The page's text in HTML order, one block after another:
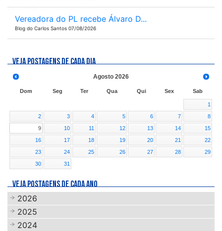
Vereadora do PL recebe Álvaro D...
Blog do Carlos Santos 07/08/2026
VEJA POSTAGENS DE CADA DIA
Agosto 2026
Dom Seg Ter Qua Qui Sex Sab
1
2
3 4 5 6 7
8
9
10 11 12 13 14
15
16
17 18 19 20 21
22
23
24 25 26 27 28
29
30
31
VEJA POSTAGENS DE CADA ANO
2026
2025
2024